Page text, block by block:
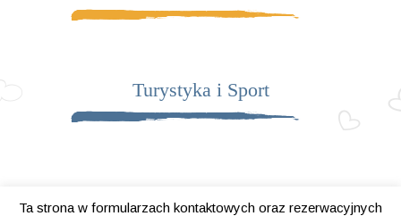
Turystyka i Sport
Ta strona w formularzach kontaktowych oraz rezerwacyjnych